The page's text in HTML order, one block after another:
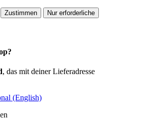
Zustimmen Nur erforderliche
, das mit deiner Lieferadresse
(English)